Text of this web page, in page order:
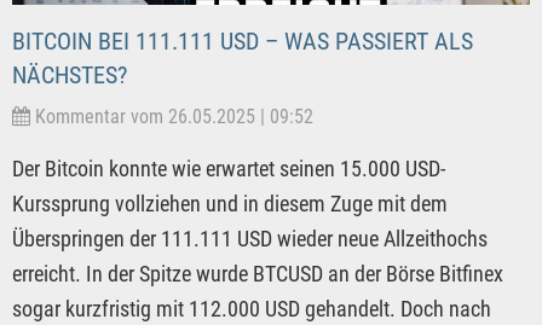
BITCOIN BEI 111.111 USD – WAS PASSIERT ALS
NÄCHSTES?
Kommentar vom 26.05.2025 | 09:52
Der Bitcoin konnte wie erwartet seinen 15.000 USD-
Kurssprung vollziehen und in diesem Zuge mit dem
Überspringen der 111.111 USD wieder neue Allzeithochs
erreicht. In der Spitze wurde BTCUSD an der Börse Bitfinex
sogar kurzfristig mit 112.000 USD gehandelt. Doch nach